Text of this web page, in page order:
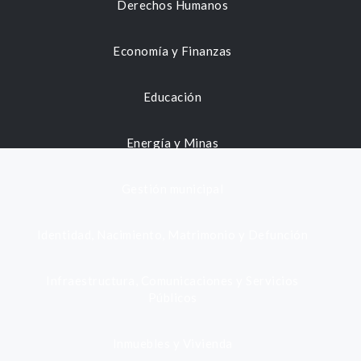
Derechos Humanos
Economía y Finanzas
Educación
Energía y Minas